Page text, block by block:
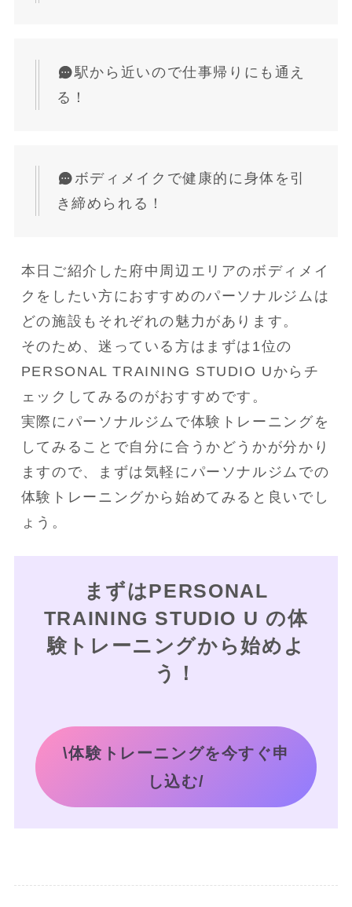
駅から近いので仕事帰りにも通え
る！
ボディメイクで健康的に身体を引
き締められる！
本日ご紹介した府中周辺エリアのボディメイ
クをしたい方におすすめのパーソナルジムは
どの施設もそれぞれの魅力があります。
そのため、迷っている方はまずは1位の
PERSONAL TRAINING STUDIO Uからチ
ェックしてみるのがおすすめです。
実際にパーソナルジムで体験トレーニングを
してみることで自分に合うかどうかが分かり
ますので、まずは気軽にパーソナルジムでの
体験トレーニングから始めてみると良いでし
ょう。
まずはPERSONAL
TRAINING STUDIO U の体
験トレーニングから始めよ
う！
\体験トレーニングを今すぐ申
し込む/